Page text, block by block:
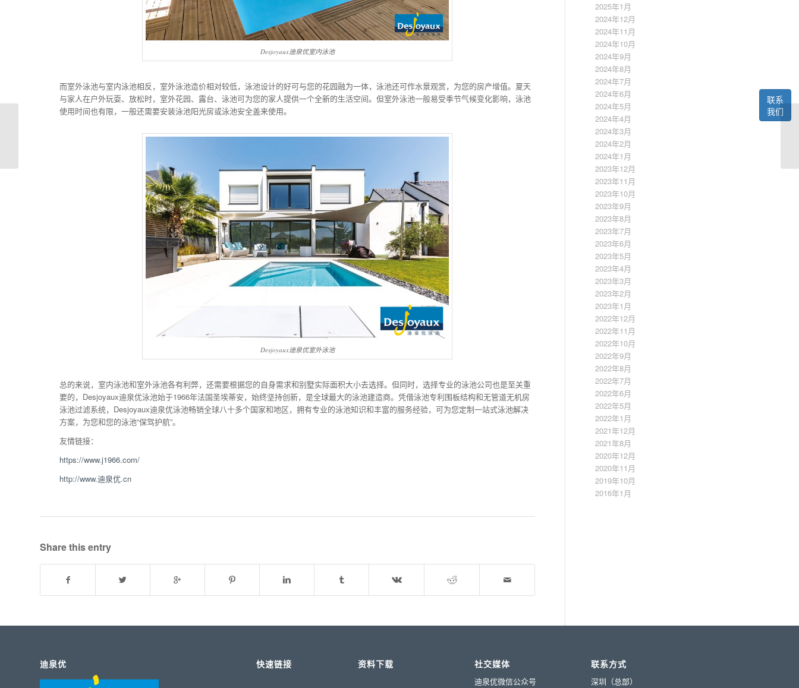
联系
我们
Desjoyaux迪泉优室内泳池
而室外泳池与室内泳池相反，室外泳池造价相对较低，泳池设计的好可与您的花园融为一体，泳池还可作水景观赏，为您的房产增值。夏天
与家人在户外玩耍、放松时，室外花园、露台、泳池可为您的家人提供一个全新的生活空间。但室外泳池一般易受季节气候变化影响，泳池
使用时间也有限，一般还需要安装泳池阳光房或泳池安全盖来使用。
Desjoyaux迪泉优室外泳池
总的来说，室内泳池和室外泳池各有利弊，还需要根据您的自身需求和别墅实际面积大小去选择。但同时，选择专业的泳池公司也是至关重
要的，Desjoyaux迪泉优泳池始于1966年法国圣埃蒂安，始终坚持创新，是全球最大的泳池建造商。凭借泳池专利围板结构和无管道无机房
泳池过滤系统，Desjoyaux迪泉优泳池畅销全球八十多个国家和地区，拥有专业的泳池知识和丰富的服务经验，可为您定制一站式泳池解决
方案，为您和您的泳池“保驾护航”。
友情链接：
https://www.j1966.com/
http://www.迪泉优.cn
Share this entry
2025年1月
2024年12月
2024年11月
2024年10月
2024年9月
2024年8月
2024年7月
2024年6月
2024年5月
2024年4月
2024年3月
2024年2月
2024年1月
2023年12月
2023年11月
2023年10月
2023年9月
2023年8月
2023年7月
2023年6月
2023年5月
2023年4月
2023年3月
2023年2月
2023年1月
2022年12月
2022年11月
2022年10月
2022年9月
2022年8月
2022年7月
2022年6月
2022年5月
2022年1月
2021年12月
2021年8月
2020年12月
2020年11月
2019年10月
2016年1月
迪泉优 快速链接 资料下载 社交媒体
迪泉优微信公众号
联系方式
深圳（总部）